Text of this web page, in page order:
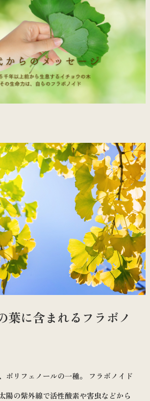
葉に含まれるフラボノ
ポリフェノールの一種。 フラボノイド
陽の紫外線で活性酸素や害虫などから